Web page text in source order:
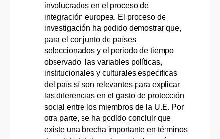
involucrados en el proceso de
integración europea. El proceso de
investigación ha podido demostrar que,
para el conjunto de países
seleccionados y el periodo de tiempo
observado, las variables políticas,
institucionales y culturales específicas
del país sí son relevantes para explicar
las diferencias en el gasto de protección
social entre los miembros de la U.E. Por
otra parte, se ha podido concluir que
existe una brecha importante en términos